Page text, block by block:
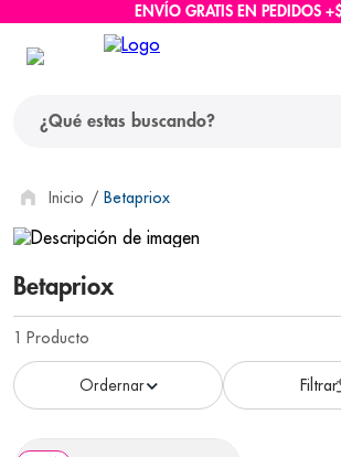
ENVÍO GRATIS EN PEDIDOS
Betapriox
Betapriox
1 Producto
términos más buscados
1. protector solar
2. pañales
3
4. cerave
6. shampoo